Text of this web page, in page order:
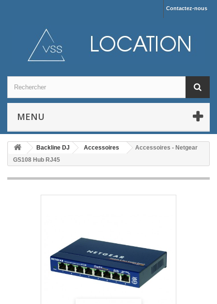
Contactez-nous
MENU
Backline DJ Accessoires
Accessoires - Netgear
GS108 Hub RJ45